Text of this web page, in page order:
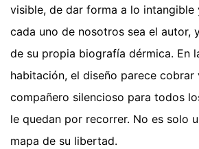
visible, de dar forma a lo
cada uno de nosotros sea el autor,
de su propia biografía dérmica. En
habitación, el diseño parece cobrar
compañero silencioso para todos
le quedan por recorrer. No es solo
mapa de su libertad.